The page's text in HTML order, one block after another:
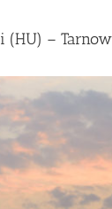
(HU) –